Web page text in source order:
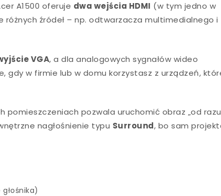
A1500 oferuje dwa wejścia HDMI (w tym jedno w
różnych źródeł – np. odtwarzacza multimedialnego i
VGA, a dla analogowych sygnałów wideo
gdy w firmie lub w domu korzystasz z urządzeń,
pomieszczeniach pozwala uruchomić obraz „od
nagłośnienie typu Surround, bo sam